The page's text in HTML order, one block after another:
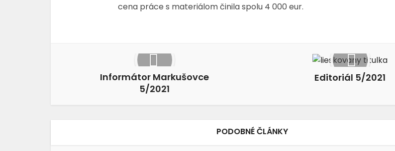
cena práce s materiálom činila spolu 4 000 eur.
Informátor Markušovce
5/2021
Editoriál 5/2021
PODOBNÉ ČLÁNKY